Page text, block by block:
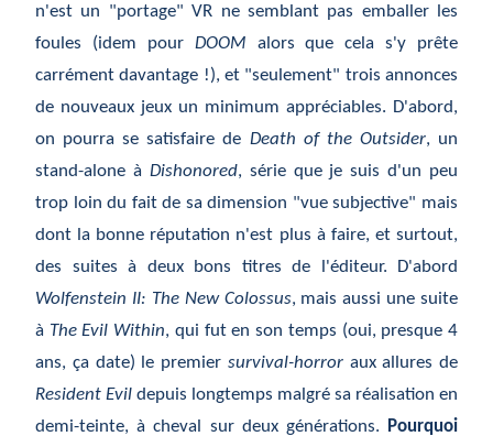
n'est un "portage" VR ne semblant pas emballer les
foules (idem pour DOOM alors que cela s'y prête
carrément davantage !), et "seulement" trois annonces
de nouveaux jeux un minimum appréciables. D'abord,
on pourra se satisfaire de Death of the Outsider, un
stand-alone à Dishonored, série que je suis d'un peu
trop loin du fait de sa dimension "vue subjective" mais
dont la bonne réputation n'est plus à faire, et surtout,
des suites à deux bons titres de l'éditeur. D'abord
Wolfenstein II: The New Colossus, mais aussi une suite
à The Evil Within, qui fut en son temps (oui, presque 4
ans, ça date) le premier survival-horroraux allures de
Resident Evil depuis longtemps malgré sa réalisation en
demi-teinte, à cheval sur deux générations.
Pourquoi